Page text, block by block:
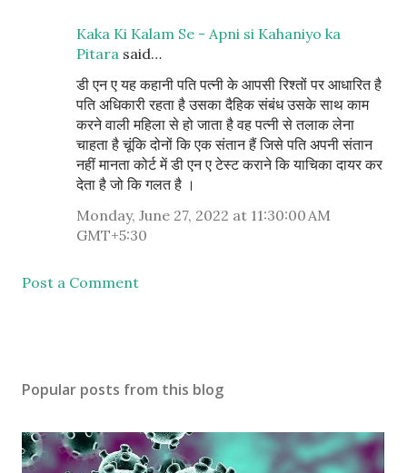
Kaka Ki Kalam Se - Apni si Kahaniyo ka
Pitara said…
डी एन ए यह कहानी पति पत्नी के आपसी रिश्तों पर आधारित है
पति अधिकारी रहता है उसका दैहिक संबंध उसके साथ काम
करने वाली महिला से हो जाता है वह पत्नी से तलाक लेना
चाहता है चूंकि दोनों कि एक संतान हैं जिसे पति अपनी संतान
नहीं मानता कोर्ट में डी एन ए टेस्ट कराने कि याचिका दायर कर
देता है जो कि गलत है ।
Monday, June 27, 2022 at 11:30:00 AM
GMT+5:30
Post a Comment
Popular posts from this blog